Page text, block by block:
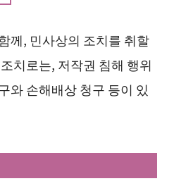
께, 민사상의 조치를 취할
치로는, 저작권 침해 행위
와 손해배상 청구 등이 있